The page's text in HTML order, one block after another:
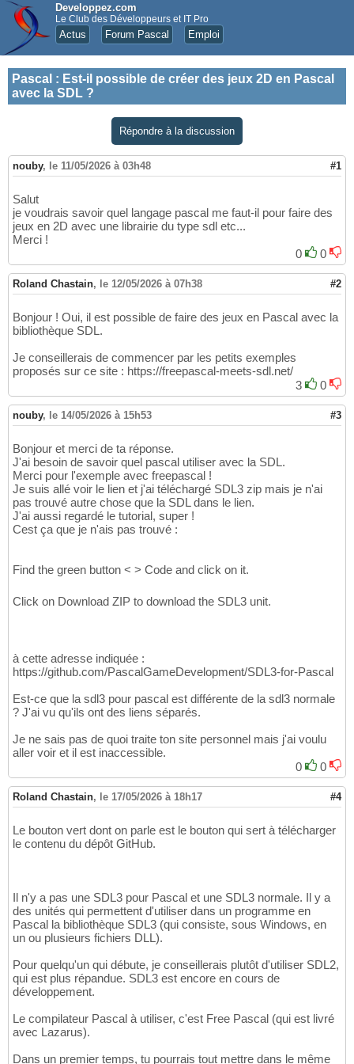
Developpez.com
Le Club des Développeurs et IT Pro
Actus Forum Pascal Emploi
Pascal : Est-il possible de créer des jeux 2D en Pascal
avec la SDL ?
Répondre à la discussion
nouby, le 11/05/2026 à 03h48 #1
Salut
je voudrais savoir quel langage pascal me faut-il pour faire des
jeux en 2D avec une librairie du type sdl etc...
Merci !
0
0
Roland Chastain, le 12/05/2026 à 07h38 #2
Bonjour ! Oui, il est possible de faire des jeux en Pascal avec la
bibliothèque SDL.
Je conseillerais de commencer par les petits exemples
proposés sur ce site : https://freepascal-meets-sdl.net/
3
0
nouby, le 14/05/2026 à 15h53 #3
Bonjour et merci de ta réponse.
J'ai besoin de savoir quel pascal utiliser avec la SDL.
Merci pour l'exemple avec freepascal !
Je suis allé voir le lien et j'ai téléchargé SDL3 zip mais je n'ai
pas trouvé autre chose que la SDL dans le lien.
J'ai aussi regardé le tutorial, super !
Cest ça que je n'ais pas trouvé :
Find the green button < > Code and click on it.
Click on Download ZIP to download the SDL3 unit.
à cette adresse indiquée :
https://github.com/PascalGameDevelopment/SDL3-for-Pascal
Est-ce que la sdl3 pour pascal est différente de la sdl3 normale
? J'ai vu qu'ils ont des liens séparés.
Je ne sais pas de quoi traite ton site personnel mais j'ai voulu
aller voir et il est inaccessible.
0
0
Roland Chastain, le 17/05/2026 à 18h17 #4
Le bouton vert dont on parle est le bouton qui sert à télécharger
le contenu du dépôt GitHub.
Il n'y a pas une SDL3 pour Pascal et une SDL3 normale. Il y a
des unités qui permettent d'utiliser dans un programme en
Pascal la bibliothèque SDL3 (qui consiste, sous Windows, en
un ou plusieurs fichiers DLL).
Pour quelqu'un qui débute, je conseillerais plutôt d'utiliser SDL2,
qui est plus répandue. SDL3 est encore en cours de
développement.
Le compilateur Pascal à utiliser, c'est Free Pascal (qui est livré
avec Lazarus).
Dans un premier temps, tu pourrais tout mettre dans le même